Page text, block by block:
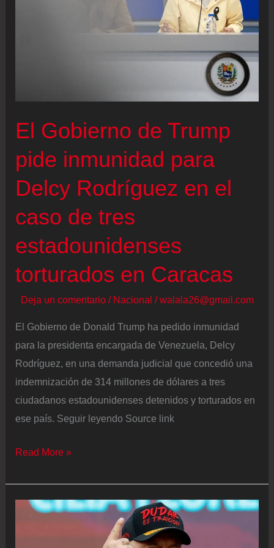
El Gobierno de Trump
pide inmunidad para
Delcy Rodríguez en el
caso de tres
estadounidenses
torturados en Caracas
Deja un comentario / Nacional /walala26@gmail.com
El Gobierno de Donald Trump ha pedido inmunidad
para la presidenta encargada de Venezuela, Delcy
Rodríguez, en una demanda judicial que concedió una
indemnización de 314 millones de dólares a tres
ciudadanos estadounidenses detenidos y torturados en
ese país. Seguir leyendo Source link
El
de
Trump
Read More »